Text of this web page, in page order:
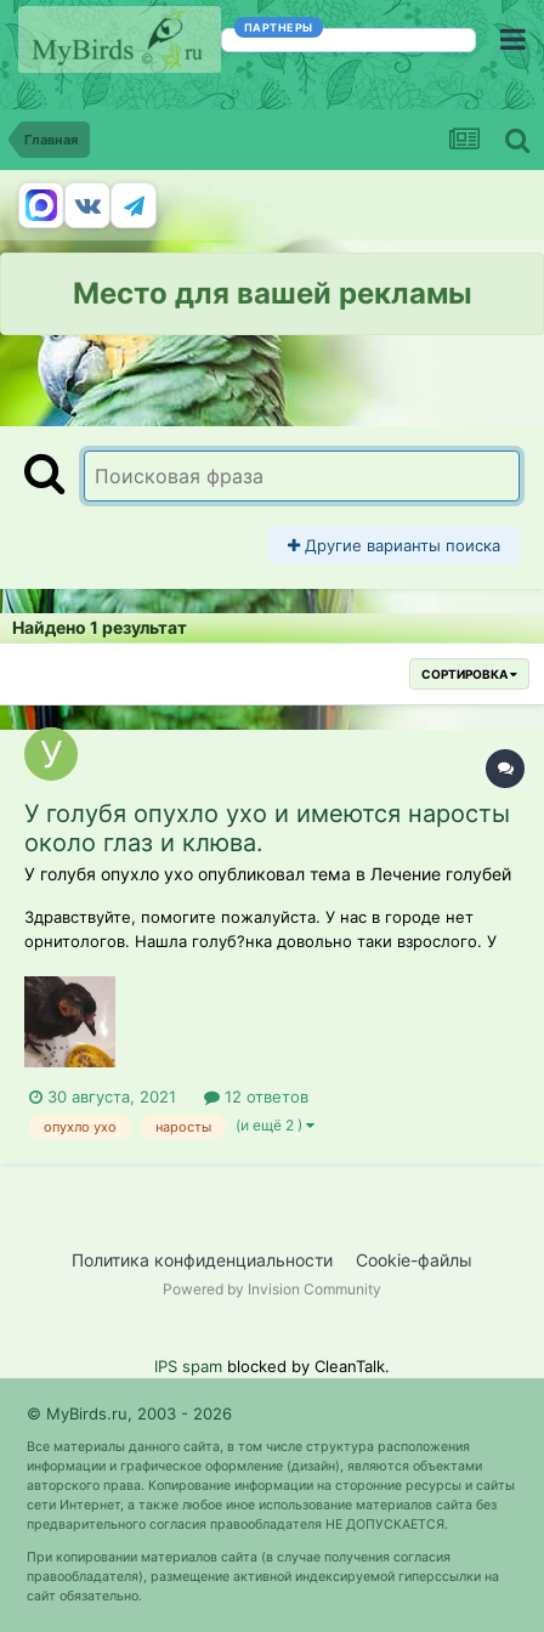
ПАРТНЕРЫ
Главная
Место для вашей рекламы
Другие варианты поиска
Найдено 1 результат
СОРТИРОВКА
У голубя опухло ухо и имеются наросты
около глаз и клюва.
У голубя опухло ухо опубликовал тема в Лечение голубей
Здравствуйте, помогите пожалуйста. У нас в городе нет
орнитологов. Нашла голуб?нка довольно таки взрослого. У
гнойники, но нет. Возможно голубиная оспа. Но больше
всего меня беспокоит его ухо. Оно очень сильно опухшее и
кажется становится вс?...
30 августа, 2021 12 ответов
опухло ухо наросты (и ещё 2 )
Политика конфиденциальности Cookie-файлы
Powered by Invision Community
IPS spam blocked by CleanTalk.
© MyBirds.ru, 2003 - 2026
Все материалы данного сайта, в том числе структура расположения
информации и графическое оформление (дизайн), являются объектами
авторского права. Копирование информации на сторонние ресурсы и сайты
сети Интернет, а также любое иное использование материалов сайта без
предварительного согласия правообладателя НЕ ДОПУСКАЕТСЯ.
При копировании материалов сайта (в случае получения согласия
правообладателя), размещение активной индексируемой гиперссылки на
сайт обязательно.